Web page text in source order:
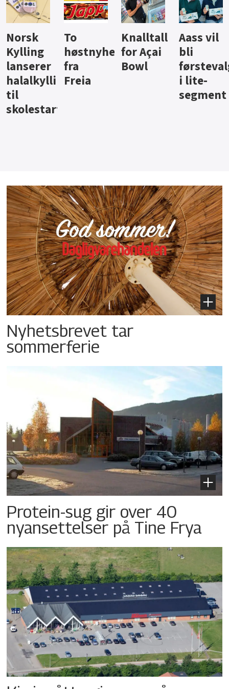
Knalltall
for Açai
Bowl
Aass vil
bli
førstevalg
i lite-
Brus og
jus fra
Berentsen
Hard
iste fra
Hansa
Nyhetsbrevet tar
sommerferie
Protein-sug gir over 40
nyansettelser på Tine Frya